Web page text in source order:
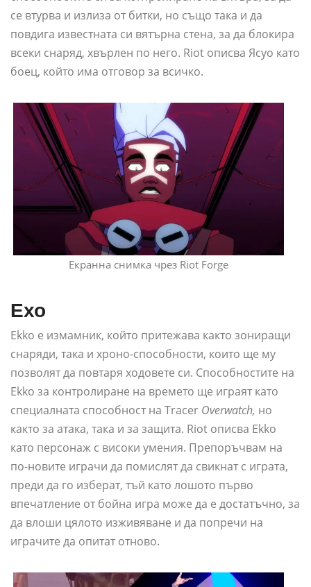
се втурва и излиза от битки, но също така и да
повдига известната си вятърна стена, за да блокира
всеки снаряд, хвърлен по него. Riot описва Ясуо като
боец, който има отговор за всичко.
Екранна снимка чрез Riot Forge
Ехо
Ekko е измамник, който притежава както зониращи
снаряди, така и хроно-способности, които ще му
позволят да повтаря ходовете си. Способностите на
Ekko за контролиране на времето ще играят като
специалната способност на Tracer Overwatch, но
както за атака, така и за защита. Riot описва Ekko
като персонаж с високи умения. Препоръчвам на
по-новите играчи да помислят да свикнат с играта,
преди да го изберат, тъй като лошото първо
впечатление от бойна игра може да е достатъчно, за
да влоши цялото изживяване и да попречи на
играчите да опитат отново.